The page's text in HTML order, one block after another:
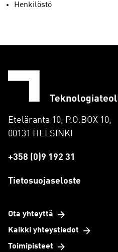
Henkilöstö
Eteläranta 10, P.O.BOX 10,
00131 HELSINKI
+358 (0)9 192 31
Tietosuojaseloste
Ota yhteyttä
Kaikki yhteystiedot
Toimipisteet